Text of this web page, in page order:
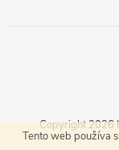
Tento web používa
Copyright 2026